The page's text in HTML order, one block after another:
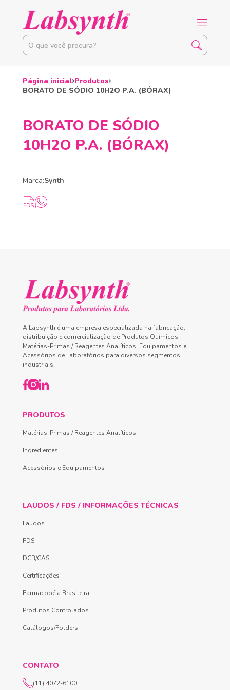
Página inicial Produtos
BORATO DE SÓDIO 10H2O P.A. (BÓRAX)
BORATO DE SÓDIO
10H2O P.A. (BÓRAX)
Marca:Synth
A Labsynth é uma empresa especializada na fabricação,
distribuição e comercialização de Produtos Químicos,
Matérias-Primas / Reagentes Analíticos, Equipamentos e
Acessórios de Laboratórios para diversos segmentos
industriais.
PRODUTOS
Matérias-Primas / Reagentes Analíticos
Ingredientes
Acessórios e Equipamentos
LAUDOS / FDS / INFORMAÇÕES TÉCNICAS
Laudos
FDS
DCB/CAS
Certificações
Farmacopéia Brasileira
Produtos Controlados
Catálogos/Folders
CONTATO
(11) 4072-6100